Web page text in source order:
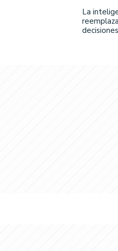
La
decisiones